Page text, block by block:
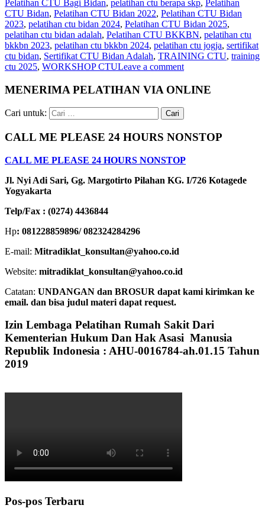
Pelatihan CTU Bagi Bidan, pelatihan ctu berapa skp, Pelatihan
CTU Bidan, Pelatihan CTU Bidan 2022, Pelatihan CTU Bidan
2023, pelatihan ctu bidan 2024, Pelatihan CTU Bidan 2025,
pelatihan ctu bidan adalah, Pelatihan CTU BKKBN, pelatihan ctu
bkkbn 2023, pelatihan ctu bkkbn 2024, pelatihan ctu jogja, sertifikat
ctu bidan, Sertifikat CTU Bidan Adalah, TRAINING CTU, training
ctu 2025, WORKSHOP CTULeave a comment
MENERIMA PELATIHAN VIA ONLINE
Cari untuk:
CALL ME PLEASE 24 HOURS NONSTOP
CALL ME PLEASE 24 HOURS NONSTOP
Jl. Nyi Adi Sari, Gg. Margotirto Pilahan KG. I/726 Kotagede
Yogyakarta
Telp/Fax : (0274) 4436844
Hp: 081228859896/ 082324284296
E-mail: Mitradiklat_konsultan@yahoo.co.id
Website: mitradiklat_konsultan@yahoo.co.id
Catatan: UNDANGAN dan BROSUR dapat kami kirimkan ke
email. dan bisa judul materi dapat request.
Izin Lembaga Pelatihan Rumah Sakit Dari
Kementerian Hukum Dan Hak Asasi Manusia
Republik Indonesia : AHU-0016784-ah.01.15 Tahun
2019
Pos-pos Terbaru